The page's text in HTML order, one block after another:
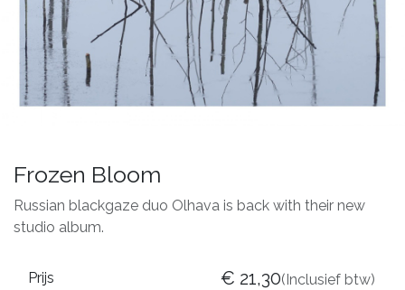
Frozen Bloom
Russian blackgaze duo Olhava is back with their new
studio album.
Prijs € 21,30(Inclusief btw)